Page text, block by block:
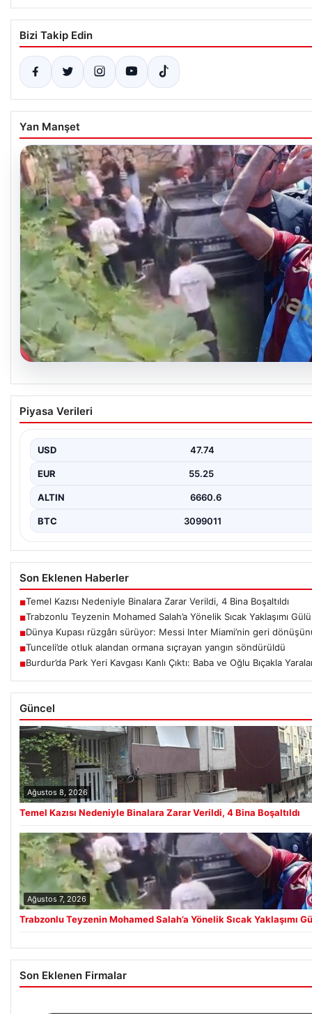
Bizi Takip Edin
Yan Manşet
Trabzonlu Teyzenin Mohamed Salah’a Yönelik
Yaklaşımı Gülümsetti
çekimi için Trabzon’un Araklı…
Piyasa Verileri
USD 47.74
EUR 55.25
ALTIN 6660.6
BTC 3099011
Son Eklenen Haberler
■Temel Kazısı Nedeniyle Binalara Zarar Verildi, 4 Bina Boşaltıldı
■Trabzonlu Teyzenin Mohamed Salah’a Yönelik Sıcak Yaklaşımı
■Dünya Kupası rüzgârı sürüyor: Messi Inter Miami’nin geri
■Tunceli’de otluk alandan ormana sıçrayan yangın söndürüldü
■Burdur’da Park Yeri Kavgası Kanlı Çıktı: Baba ve Oğlu Bıçakla
Güncel
Ağustos 8, 2026
Temel Kazısı Nedeniyle Binalara Zarar Verildi, 4 Bina Boşaltıldı
Ağustos 7, 2026
Trabzonlu Teyzenin Mohamed Salah’a Yönelik Sıcak Yaklaşımı
Son Eklenen Firmalar